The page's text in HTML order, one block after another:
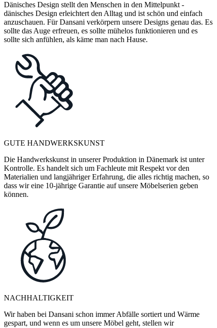
Dänisches Design stellt den Menschen in den Mittelpunkt -
dänisches Design erleichtert den Alltag und ist schön und einfach
anzuschauen. Für Dansani verkörpern unsere Designs genau das. Es
sollte das Auge erfreuen, es sollte mühelos funktionieren und es
sollte sich anfühlen, als käme man nach Hause.
GUTE HANDWERKSKUNST
Die Handwerkskunst in unserer Produktion in Dänemark ist unter
Kontrolle. Es handelt sich um Fachleute mit Respekt vor den
Materialien und langjähriger Erfahrung, die alles richtig machen, so
dass wir eine 10-jährige Garantie auf unsere Möbelserien geben
können.
NACHHALTIGKEIT
Wir haben bei Dansani schon immer Abfälle sortiert und Wärme
gespart, und wenn es um unsere Möbel geht, stellen wir